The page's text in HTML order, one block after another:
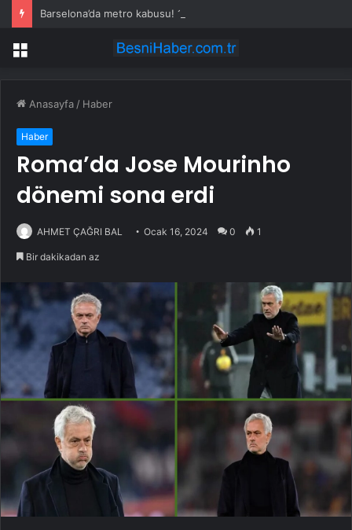
Barselona’da metro kabusu! 137 kişi hastaneye kaldırıldı
Menü
Anasayfa / Haber
Haber
Roma’da Jose Mourinho
dönemi sona erdi
AHMET ÇAĞRI BAL Ocak 16, 2024 0 1
Bir dakikadan az